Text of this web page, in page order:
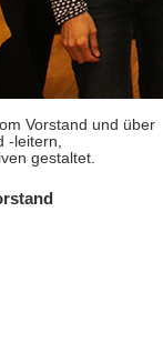
Vorstand und über
-leitern,
gestaltet.